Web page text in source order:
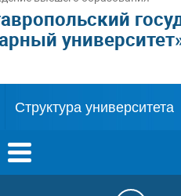
Структура университета